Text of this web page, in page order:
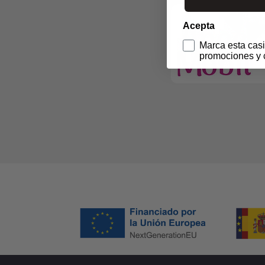
Acepta
Marca esta
promociones y